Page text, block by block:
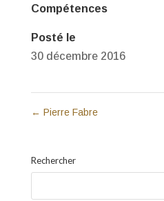
Compétences
Posté le
30 décembre 2016
← Pierre Fabre
Rechercher